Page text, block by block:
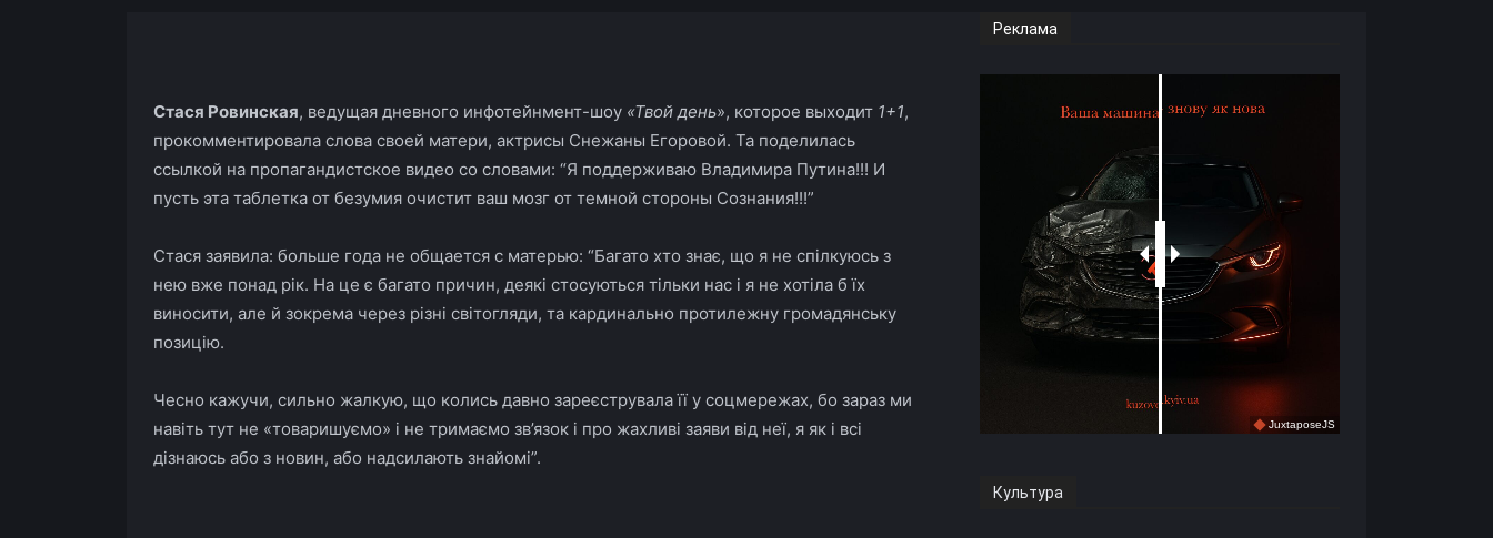
Стася Ровинская, ведущая дневного инфотейнмент-шоу «Твой день», которое выходит 1+1,
прокомментировала слова своей матери, актрисы Снежаны Егоровой. Та поделилась
ссылкой на пропагандистское видео со словами: “Я поддерживаю Владимира Путина!!! И
пусть эта таблетка от безумия очистит ваш мозг от темной стороны Сознания!!!”
Стася заявила: больше года не общается с матерью: “Багато хто знає, що я не спілкуюсь з
нею вже понад рік. На це є багато причин, деякі стосуються тільки нас і я не хотіла б їх
виносити, але й зокрема через різні світогляди, та кардинально протилежну громадянську
позицію.
Чесно кажучи, сильно жалкую, що колись давно зареєструвала її у соцмережах, бо зараз ми
навіть тут не «товаришуємо» і не тримаємо зв’язок і про жахливі заяви від неї, я як і всі
дізнаюсь або з новин, або надсилають знайомі”.
Реклама
Культура